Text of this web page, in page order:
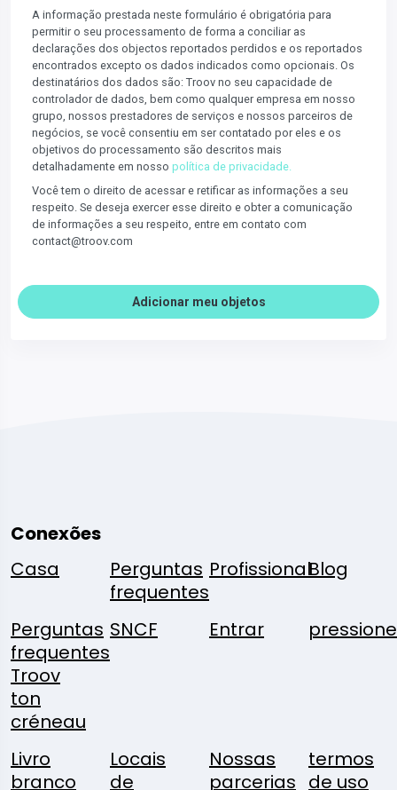
A informação prestada neste formulário é obrigatória para
permitir o seu processamento de forma a conciliar as
declarações dos objectos reportados perdidos e os reportados
encontrados excepto os dados indicados como opcionais. Os
destinatários dos dados são: Troov no seu capacidade de
controlador de dados, bem como qualquer empresa em nosso
grupo, nossos prestadores de serviços e nossos parceiros de
negócios, se você consentiu em ser contatado por eles e os
objetivos do processamento são descritos mais
detalhadamente em nosso política de privacidade.
Você tem o direito de acessar e retificar as informações a seu
respeito. Se deseja exercer esse direito e obter a comunicação
de informações a seu respeito, entre em contato com
contact@troov.com
Adicionar meu objetos
Conexões
Casa
Perguntas
frequentes
ProfissionalBlog
Perguntas
frequentes
Troov
ton
créneau
SNCF Entrar pressione
Livro
branco
Locais
de
Nossas
parcerias
termos
de uso